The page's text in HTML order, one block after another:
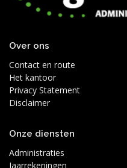
Over ons
Contact en route
Het kantoor
Privacy Statement
Disclaimer
Onze diensten
Administraties
Jaarrekeningen